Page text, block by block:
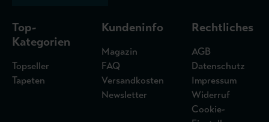
Top-
Kategorien
Topseller
Tapeten
Kundeninfo
Magazin
FAQ
Versandkosten
Newsletter
Rechtliches
AGB
Datenschutz
Impressum
Widerruf
Cookie-